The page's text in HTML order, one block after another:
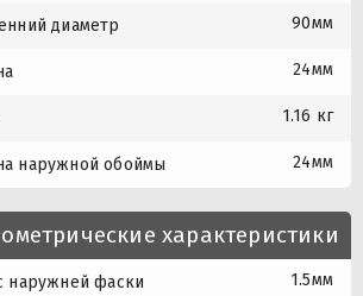
диаметр 90мм
24мм
1.16 кг
наружной обоймы 24мм
характеристики
наружней фаски 1.5мм